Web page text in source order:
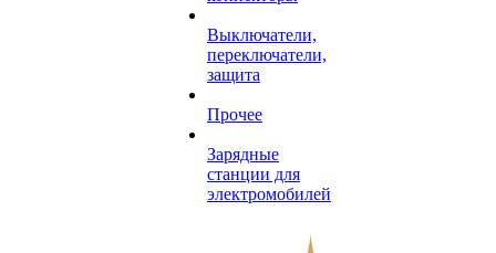
Выключатели,
переключатели,
защита
Прочее
Зарядные
станции для
электромобилей